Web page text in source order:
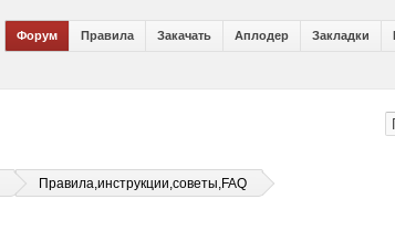
Форум Правила Закачать Аплодер Закладки
Правила,инструкции,советы,FAQ